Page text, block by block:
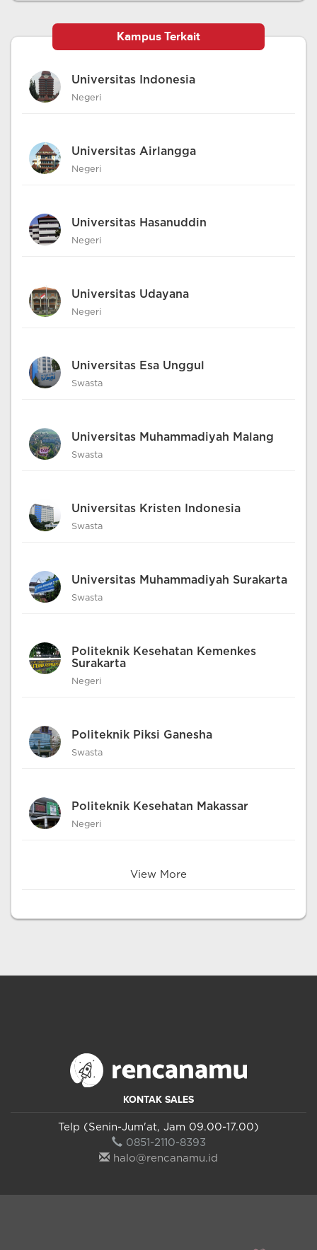
Kampus Terkait
Universitas Indonesia
Negeri
Universitas Airlangga
Negeri
Universitas Hasanuddin
Negeri
Universitas Udayana
Negeri
Universitas Esa Unggul
Swasta
Universitas Muhammadiyah Malang
Swasta
Universitas Kristen Indonesia
Swasta
Universitas Muhammadiyah Surakarta
Swasta
Politeknik Kesehatan Kemenkes
Surakarta
Negeri
Politeknik Piksi Ganesha
Swasta
Politeknik Kesehatan Makassar
Negeri
View More
KONTAK SALES
Telp (Senin-Jum'at, Jam 09.00-17.00)
0851-2110-8393
halo@rencanamu.id